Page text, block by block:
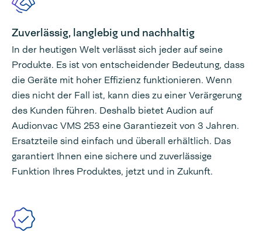
Zuverlässig, langlebig und nachhaltig
In der heutigen Welt verlässt sich jeder auf seine
Produkte. Es ist von entscheidender Bedeutung, dass
die Geräte mit hoher Effizienz funktionieren. Wenn
dies nicht der Fall ist, kann dies zu einer Verärgerung
des Kunden führen. Deshalb bietet Audion auf
Audionvac VMS 253 eine Garantiezeit von 3 Jahren.
Ersatzteile sind einfach und überall erhältlich. Das
garantiert Ihnen eine sichere und zuverlässige
Funktion Ihres Produktes, jetzt und in Zukunft.